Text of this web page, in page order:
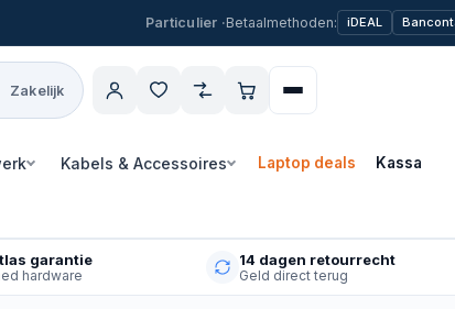
Betaalmethoden: iDEAL
Zakelijk
Kabels & Accessoires Laptop deals Kassa
garantie
hardware
14 dagen retourrecht
Geld direct terug